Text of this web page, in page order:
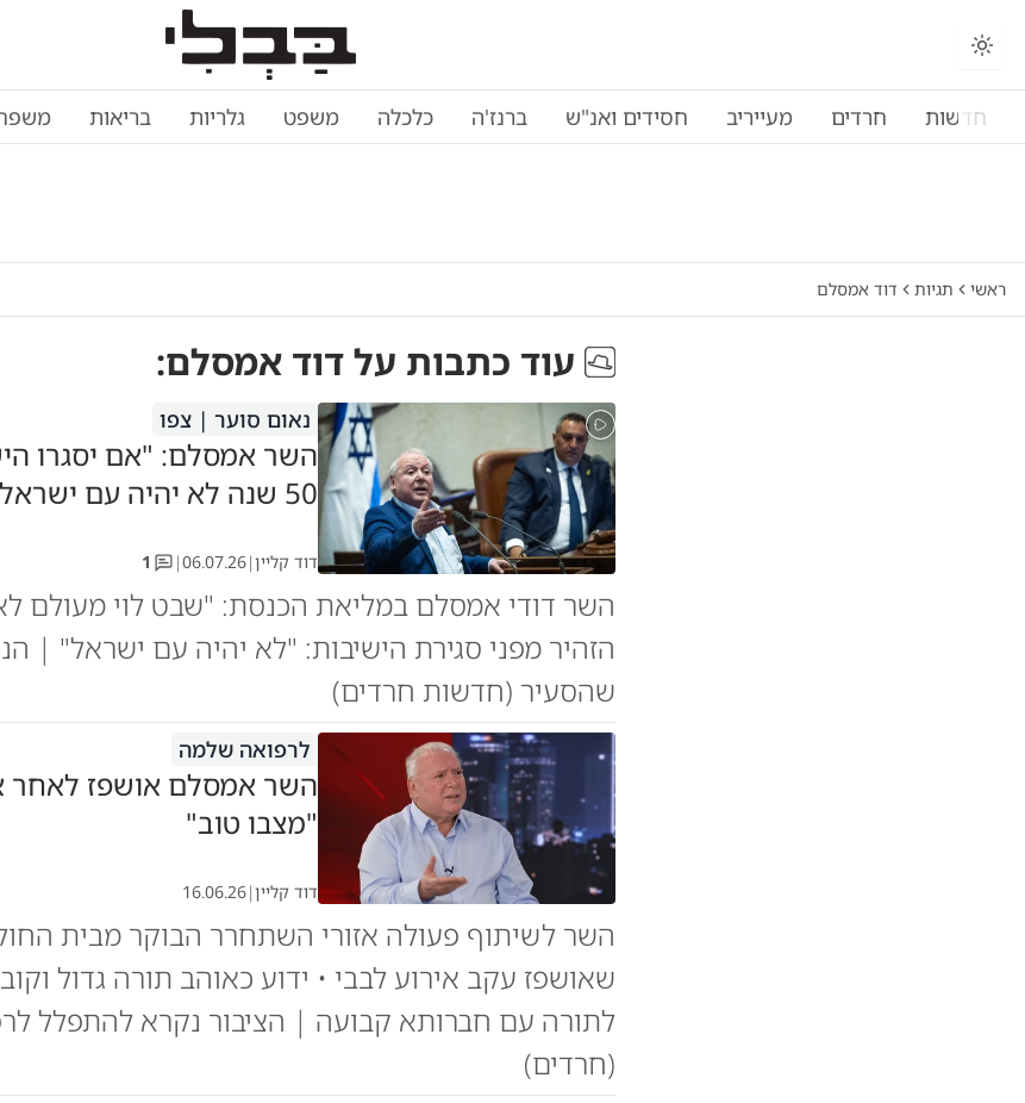
חדשות חרדים מעייריב חסידים ואנ"ש ברנז'ה כלכלה משפט גלריות בריאות
ראשי תגיות דוד אמסלם
עוד כתבות עלדוד אמסלם:
נאום סוער | צפו
השר אמסלם: "אם יסגרו
50 שנה לא יהיה עם ישראל"
דוד קליין|
06.07.26
|
1
השר דודי אמסלם במליאת הכנסת: "שבט לוי מעולם
הזהיר מפני סגירת הישיבות: "לא יהיה עם ישראל" |
שהסעיר (חדשות חרדים)
לרפואה שלמה
השר אמסלם אושפז לאחר
"מצבו טוב"
דוד קליין|
16.06.26
השר לשיתוף פעולה אזורי השתחרר הבוקר מבית
שאושפז עקב אירוע לבבי • ידוע כאוהב תורה גדול
לתורה עם חברותא קבועה | הציבור נקרא להתפלל
(חרדים)